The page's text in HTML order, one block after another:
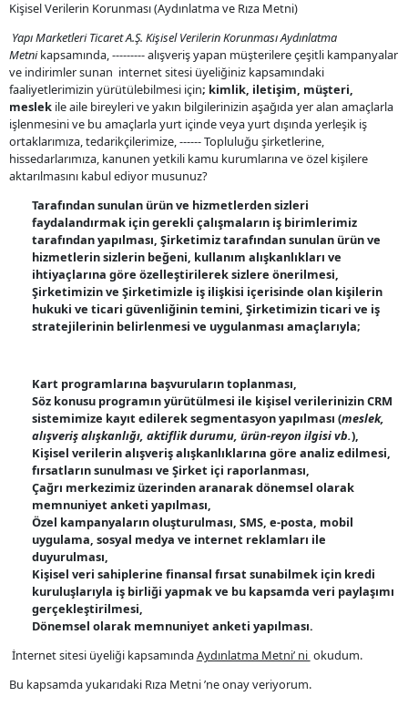
Kişisel Verilerin Korunması (Aydınlatma ve Rıza Metni)
Yapı Marketleri Ticaret A.Ş. Kişisel Verilerin Korunması Aydınlatma
Metnikapsamında, --------- alışveriş yapan müşterilere çeşitli kampanyalar
ve indirimler sunan internet sitesi üyeliğiniz kapsamındaki
faaliyetlerimizin yürütülebilmesi için; kimlik, iletişim, müşteri,
meslek ile aile bireyleri ve yakın bilgilerinizin aşağıda yer alan amaçlarla
işlenmesini ve bu amaçlarla yurt içinde veya yurt dışında yerleşik iş
ortaklarımıza, tedarikçilerimize, ------ Topluluğu şirketlerine,
hissedarlarımıza, kanunen yetkili kamu kurumlarına ve özel kişilere
aktarılmasını kabul ediyor musunuz?
Tarafından sunulan ürün ve hizmetlerden sizleri
faydalandırmak için gerekli çalışmaların iş birimlerimiz
tarafından yapılması, Şirketimiz tarafından sunulan ürün ve
hizmetlerin sizlerin beğeni, kullanım alışkanlıkları ve
ihtiyaçlarına göre özelleştirilerek sizlere önerilmesi,
Şirketimizin ve Şirketimizle iş ilişkisi içerisinde olan kişilerin
hukuki ve ticari güvenliğinin temini, Şirketimizin ticari ve iş
stratejilerinin belirlenmesi ve uygulanması amaçlarıyla;
Kart programlarına başvuruların toplanması,
Söz konusu programın yürütülmesi ile kişisel verilerinizin CRM
sistemimize kayıt edilerek segmentasyon yapılması (meslek,
alışveriş alışkanlığı, aktiflik durumu, ürün-reyon ilgisi vb.),
Kişisel verilerin alışveriş alışkanlıklarına göre analiz edilmesi,
fırsatların sunulması ve Şirket içi raporlanması,
Çağrı merkezimiz üzerinden aranarak dönemsel olarak
memnuniyet anketi yapılması,
Özel kampanyaların oluşturulması, SMS, e-posta, mobil
uygulama, sosyal medya ve internet reklamları ile
duyurulması,
Kişisel veri sahiplerine finansal fırsat sunabilmek için kredi
kuruluşlarıyla iş birliği yapmak ve bu kapsamda veri paylaşımı
gerçekleştirilmesi,
Dönemsel olarak memnuniyet anketi yapılması.
İnternet sitesi üyeliği kapsamındaAydınlatma Metni’ ni okudum.
Bu kapsamda yukarıdaki Rıza Metni ’ne onay veriyorum.